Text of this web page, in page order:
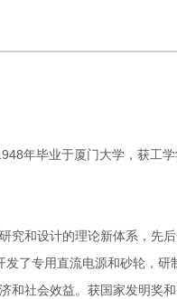
年毕业于厦门大学，获工学
和设计的理论新体系，先后
了专用直流电源和砂轮，研
和社会效益。获国家发明奖